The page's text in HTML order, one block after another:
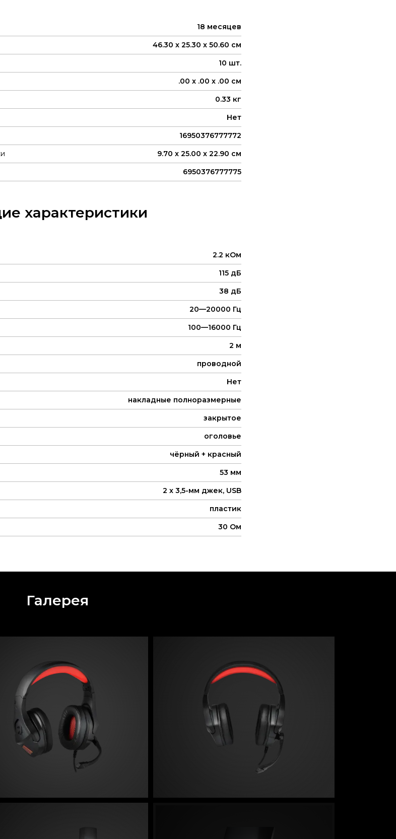
18 месяцев
46.30 x 25.30 x 50.60 см
10 шт.
.00 x .00 x .00 см
0.33 кг
Нет
16950376777772
9.70 x 25.00 x 22.90 см
6950376777775
характеристики
2.2 кОм
115 дБ
38 дБ
20—20000 Гц
100—16000 Гц
2 м
проводной
Нет
накладные полноразмерные
закрытое
оголовье
чёрный + красный
53 мм
2 x 3,5-мм джек, USB
пластик
30 Ом
Галерея